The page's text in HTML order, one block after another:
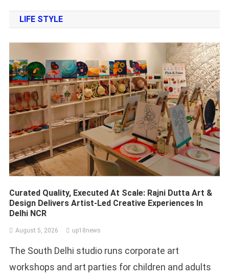
LIFE STYLE
Curated Quality, Executed At Scale: Rajni Dutta Art &
Design Delivers Artist-Led Creative Experiences In
Delhi NCR
August 5, 2026 up18news
The South Delhi studio runs corporate art
workshops and art parties for children and adults